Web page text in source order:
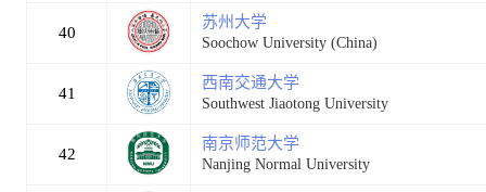
40
苏州大学
Soochow University (China)
41
西南交通大学
Southwest Jiaotong University
42
南京师范大学
Nanjing Normal University